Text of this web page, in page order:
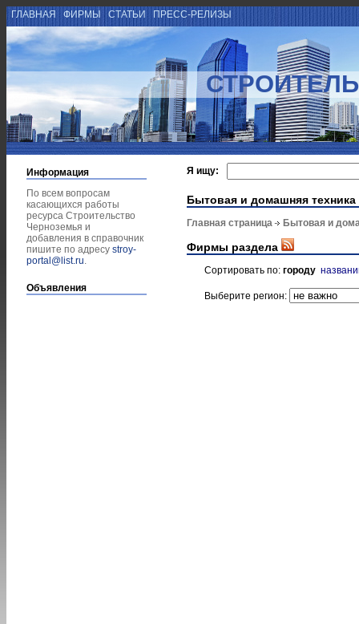
ГЛАВНАЯ ФИРМЫ СТАТЬИ ПРЕСС-РЕЛИЗЫ
Информация
По всем вопросам
касающихся работы
ресурса Строительство
Черноземья и
добавления в справочник
пишите по адресу stroy-
portal@list.ru.
Объявления
Я ищу:
Бытовая и домашняя техника
Главная страница Бытовая и
Фирмы раздела
Сортировать по: городу
Выберите регион: